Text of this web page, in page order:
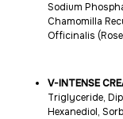
Sodium
Chamomilla
Officinalis
V-INTENSE
Triglyceride,
Hexanediol,